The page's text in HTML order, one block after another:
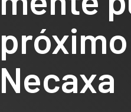
Necaxa